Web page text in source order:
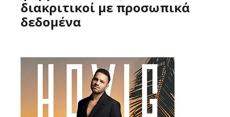
διακριτικοί με προσωπικά
δεδομένα